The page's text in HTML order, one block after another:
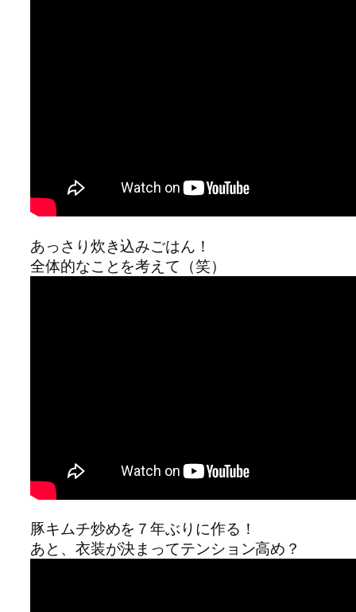
あっさり炊き込みごはん！
全体的なことを考えて（笑）
豚キムチ炒めを７年ぶりに作る！
あと、衣装が決まってテンション高め？